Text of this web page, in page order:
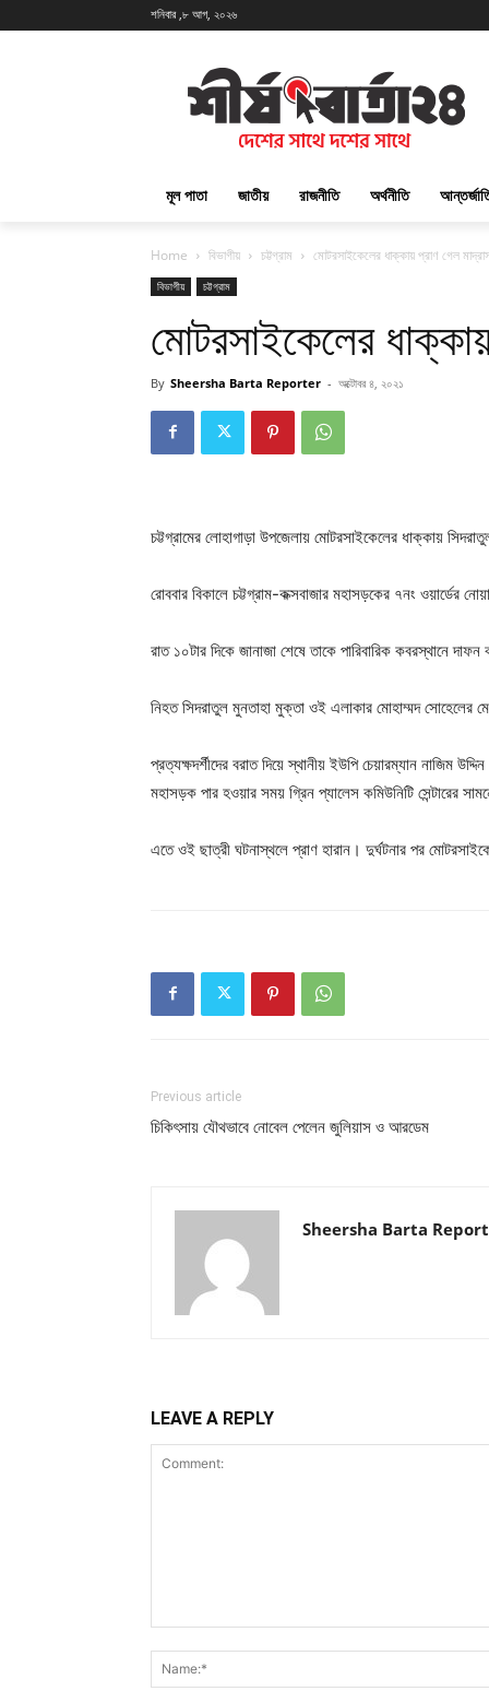
শনিবার ,৮ আগ, ২০২৬
মূল পাতা জাতীয় রাজনীতি অর্থনীতি
Home বিভাগীয় চট্টগ্রাম মোটরসাইকেলের ধাক্কায় প্রাণ গেল
বিভাগীয় চট্টগ্রাম
মোটরসাইকেলের
By Sheersha Barta Reporter - অক্টোবর ৪, ২০২১
চট্টগ্রামের লোহাগাড়া উপজেলায় মোটরসাইকেলের ধাক্কায়
রোববার বিকালে চট্টগ্রাম-কক্সবাজার মহাসড়কের ৭নং ওয়ার্ডের
রাত ১০টার দিকে জানাজা শেষে তাকে পারিবারিক কবরস্থানে
নিহত সিদরাতুল মুনতাহা মুক্তা ওই এলাকার মোহাম্মদ সোহেলের
প্রত্যক্ষদর্শীদের বরাত দিয়ে স্থানীয় ইউপি চেয়ারম্যান নাজিম
মহাসড়ক পার হওয়ার সময় গ্রিন প্যালেস কমিউনিটি সেন্টারের
এতে ওই ছাত্রী ঘটনাস্থলে প্রাণ হারান। দুর্ঘটনার পর
Previous article
চিকিৎসায় যৌথভাবে নোবেল পেলেন জুলিয়াস ও আরডেম
Sheersha Barta
LEAVE A REPLY